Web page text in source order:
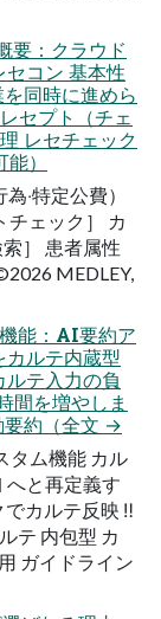
要：クラウド
コン 基本性
同時に進めら
セプト（チェ
レセチェック
）
‧特定公費）
チェック］ カ
］ 患者属性
MEDLEY,
能：AI要約ア
カルテ内蔵型
テ⼊⼒の負
間を増やしま
要約（全⽂ →
タム機能 カル
へと再定義す
カルテ反映 ‼
テ 内包型 カ
ガイドライン